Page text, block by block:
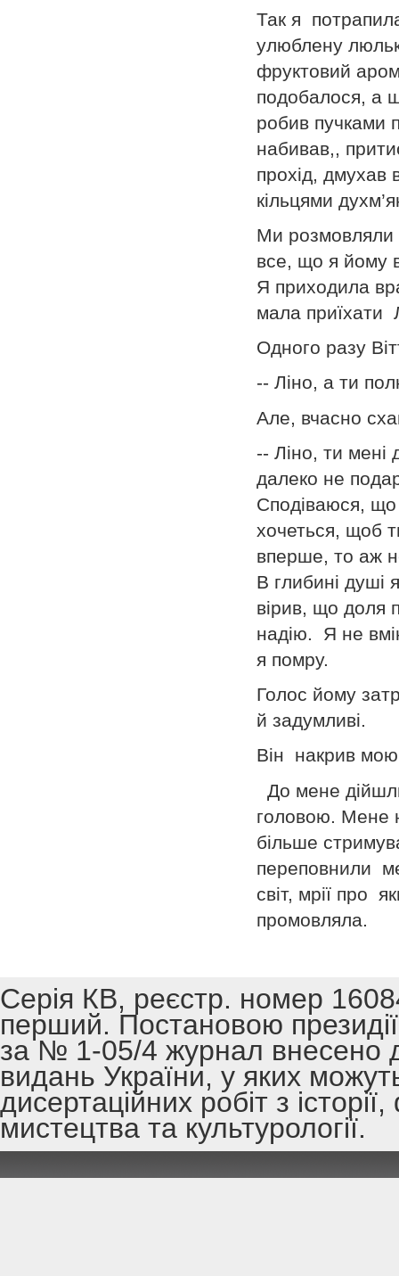
Так я
улюблену
фруктовий
подобалося, а
робив пучками
набивав,,
прохід, дмухав
кільцями
Ми розмовляли
все, що я йому
Я приходила
мала приїхати
Одного разу
-- Ліно, а ти
Але, вчасно
-- Ліно, ти
далеко не
Сподіваюся,
хочеться, щоб
вперше, то аж
В глибині душі
вірив, що доля
надію. Я не
я помру.
Голос йому
й задумливі.
Він накрив
До мене
головою. Мене
більше
переповнили
світ, мрії про
промовляла.
Серія КВ, реєстр. номер
перший. Постановою
за № 1-05/4 журнал внесено
видань України, у яких
дисертаційних робіт з
мистецтва та культурології.